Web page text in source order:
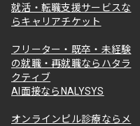
就活・転職支援サービスな
らキャリアチケット
フリーター・既卒・未経験
の就職・再就職ならハタラ
クティブ
AI面接ならNALYSYS
オンラインピル診療ならメ